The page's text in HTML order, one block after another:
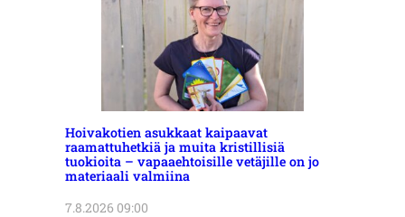
Hoivakotien asukkaat kaipaavat
raamattuhetkiä ja muita kristillisiä
tuokioita – vapaaehtoisille vetäjille on jo
materiaali valmiina
7.8.2026 09:00